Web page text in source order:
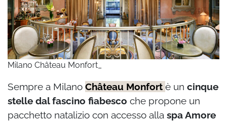
Milano Château Monfort_
Sempre a Milano Château Monfort è un cinque
stelle dal fascino fiabesco che propone un
pacchetto natalizio con accesso alla spa Amore